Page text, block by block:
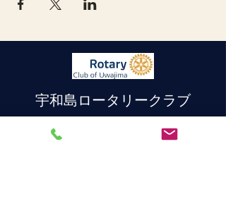
宇和島ロータリークラブ